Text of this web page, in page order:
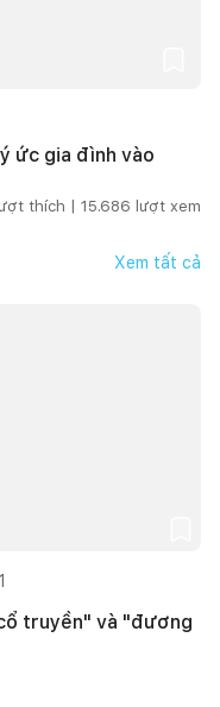
ức gia đình vào
thích | 15.686 lượt xem
Xem tất cả
1
truyền" và "đương